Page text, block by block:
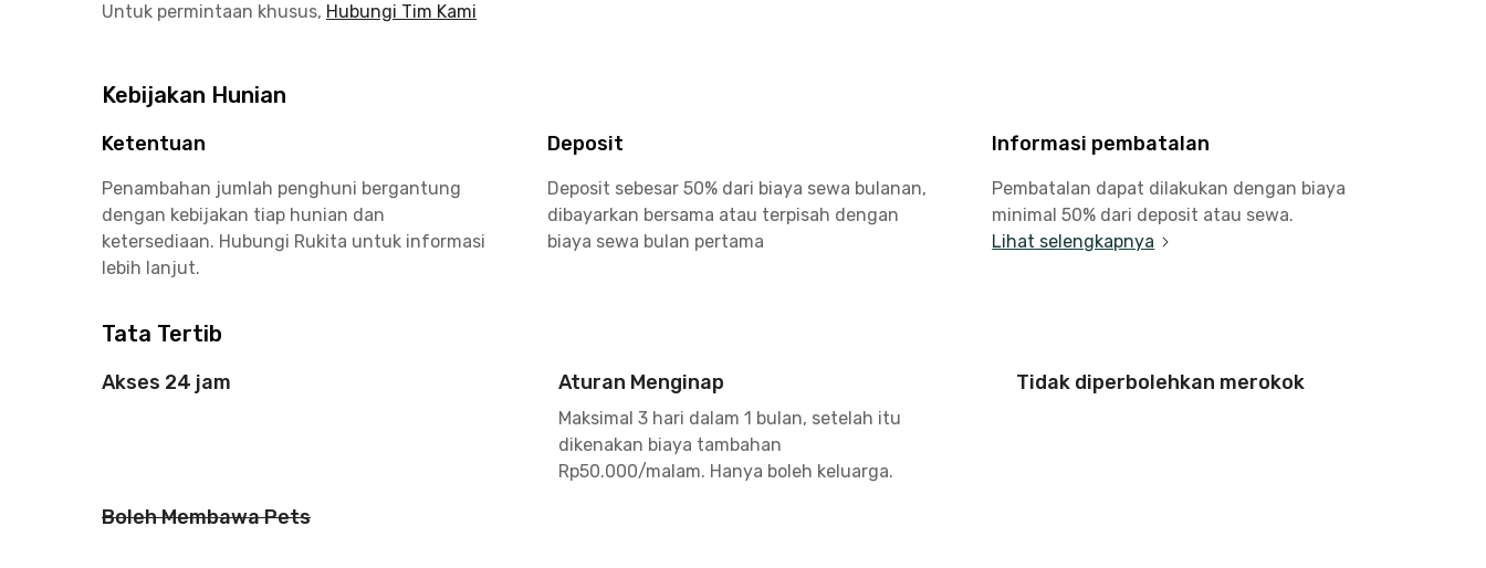
Untuk permintaan khusus, Hubungi Tim Kami
Kebijakan Hunian
Ketentuan
Penambahan jumlah penghuni bergantung
dengan kebijakan tiap hunian dan
ketersediaan. Hubungi Rukita untuk informasi
lebih lanjut.
Deposit
Deposit sebesar 50% dari biaya sewa bulanan,
dibayarkan bersama atau terpisah dengan
biaya sewa bulan pertama
Informasi pembatalan
Pembatalan dapat dilakukan dengan biaya
minimal 50% dari deposit atau sewa.
Lihat selengkapnya
Tata Tertib
Akses 24 jam Aturan Menginap
Maksimal 3 hari dalam 1 bulan, setelah itu
dikenakan biaya tambahan
Rp50.000/malam. Hanya boleh keluarga.
Tidak diperbolehkan merokok
Boleh Membawa Pets